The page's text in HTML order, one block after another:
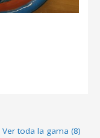
Ver toda la gama (8)